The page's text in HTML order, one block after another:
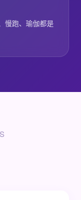
慢跑、瑜伽都是